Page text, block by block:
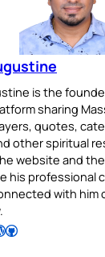
is the
sharing
quotes,
other spiritual
website and
his professional
with him
Follow Pradeep on GitHub